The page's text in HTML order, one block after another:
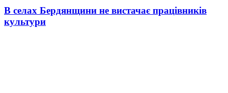
В селах Бердянщини не вистачає працівників
культури